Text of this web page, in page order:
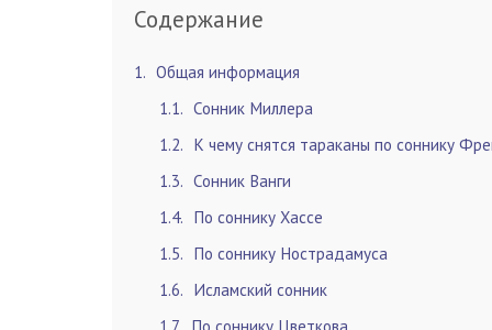
Содержание
1
Общая информация
1.1
Сонник Миллера
1.2
К чему снятся тараканы по соннику
1.3
Сонник Ванги
1.4
По соннику Хассе
1.5
По соннику Нострадамуса
1.6
Исламский сонник